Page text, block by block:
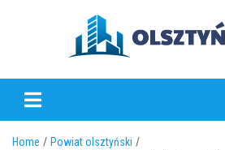
olsztynski.pl
Home
Powiat olsztyński